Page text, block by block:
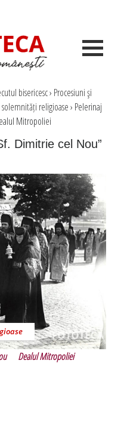
bisericesc› Procesiuni şi
religioase› Pelerinaj
Mitropoliei
Dimitrie cel Nou”
Dealul Mitropoliei